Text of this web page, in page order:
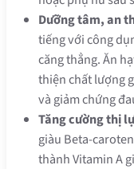
Dưỡng tâm, an
tiếng với công
căng thẳng. Ăn
thiện chất lượng
và giảm chứng
Tăng cường thị
giàu Beta-
thành Vitamin A